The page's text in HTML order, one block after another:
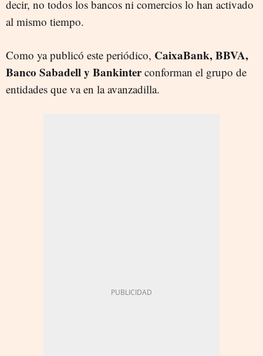
decir, no todos los bancos ni comercios lo han activado
al mismo tiempo.
Como ya publicó este periódico, CaixaBank, BBVA,
Banco Sabadell y Bankinterconforman el grupo de
entidades que va en la avanzadilla.